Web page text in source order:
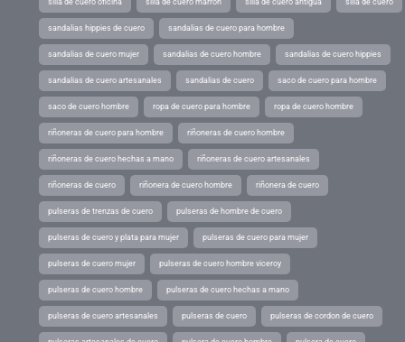
sandalias hippies de cuero sandalias de cuero para hombre
sandalias de cuero mujer sandalias de cuero hombre sandalias de cuero hippies
sandalias de cuero artesanales sandalias de cuero saco de cuero para hombre
saco de cuero hombre ropa de cuero para hombre ropa de cuero hombre
riñoneras de cuero para hombre riñoneras de cuero hombre
riñoneras de cuero hechas a mano riñoneras de cuero artesanales
riñoneras de cuero riñonera de cuero hombre riñonera de cuero
pulseras de trenzas de cuero pulseras de hombre de cuero
pulseras de cuero y plata para mujer pulseras de cuero para mujer
pulseras de cuero mujer pulseras de cuero hombre viceroy
pulseras de cuero hombre pulseras de cuero hechas a mano
pulseras de cuero artesanales pulseras de cuero pulseras de cordon de cuero